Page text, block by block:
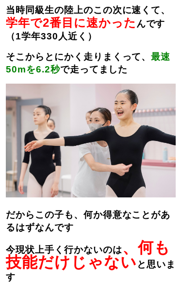
当時同級生の陸上のこの次に速くて、
学年で2番目に速かった んです
（1学年330人近く）
そこからとにかく走りまくって、最速
50mを6.2秒で走ってました
だからこの子も、何か得意なことがあ
るはずなんです
今現状上手く行かないのは 、何も
技能だけじゃない と思いま
す